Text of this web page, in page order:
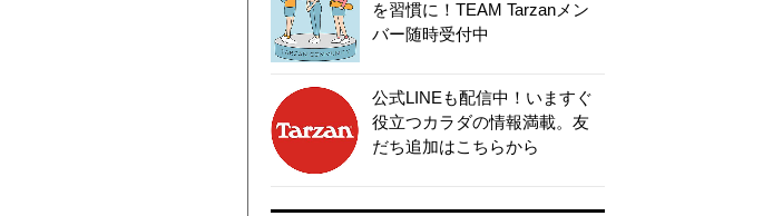
を習慣に！TEAM Tarzanメン
バー随時受付中
公式LINEも配信中！いますぐ
役立つカラダの情報満載。友
だち追加はこちらから